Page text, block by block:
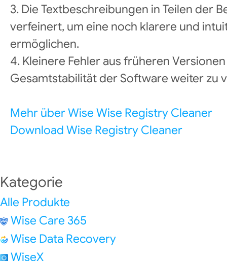
3. Die Textbeschreibungen in Teilen der
verfeinert, um eine noch klarere und
ermöglichen.
4. Kleinere Fehler aus früheren
Gesamtstabilität der Software weiter zu
Mehr über Wise Wise Registry Cleaner
Download Wise Registry Cleaner
Kategorie
Alle Produkte
Wise Care 365
Wise Data Recovery
WiseX